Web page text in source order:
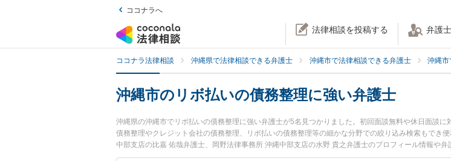
ココナラへ
法律相談を投稿する 弁護
ココナラ法律相談 沖縄県で法律相談できる弁護士 沖縄市で法律相談できる弁護士 沖縄
沖縄市のリボ払いの債務整理に強い弁護士
沖縄県の沖縄市でリボ払いの債務整理に強い弁護士が5名見つかりました。初回面談無料や休日面談
債務整理やクレジット会社の債務整理、リボ払いの債務整理等の細かな分野での絞り込み検索もでき
中部支店の比嘉 佑哉弁護士、岡野法律事務所 沖縄中部支店の水野 貴之弁護士のプロフィール情報や
リボ払いの債務整理のトラブルを今すぐに弁護士に相談したい』『リボ払いの債務整理のトラブル解